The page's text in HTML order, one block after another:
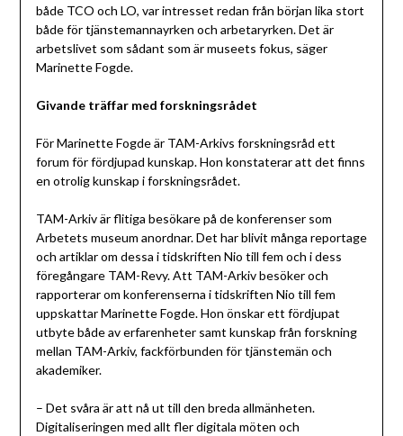
både TCO och LO, var intresset redan från början lika stort
både för tjänstemannayrken och arbetaryrken. Det är
arbetslivet som sådant som är museets fokus, säger
Marinette Fogde.
Givande träffar med forskningsrådet
För Marinette Fogde är TAM-Arkivs forskningsråd ett
forum för fördjupad kunskap. Hon konstaterar att det finns
en otrolig kunskap i forskningsrådet.
TAM-Arkiv är flitiga besökare på de konferenser som
Arbetets museum anordnar. Det har blivit många reportage
och artiklar om dessa i tidskriften Nio till fem och i dess
föregångare TAM-Revy. Att TAM-Arkiv besöker och
rapporterar om konferenserna i tidskriften Nio till fem
uppskattar Marinette Fogde. Hon önskar ett fördjupat
utbyte både av erfarenheter samt kunskap från forskning
mellan TAM-Arkiv, fackförbunden för tjänstemän och
akademiker.
– Det svåra är att nå ut till den breda allmänheten.
Digitaliseringen med allt fler digitala möten och